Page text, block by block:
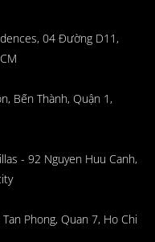
04 Đường D11,
Bến Thành, Quận 1,
- 92 Nguyen Huu Canh,
Phong, Quan 7, Ho Chi